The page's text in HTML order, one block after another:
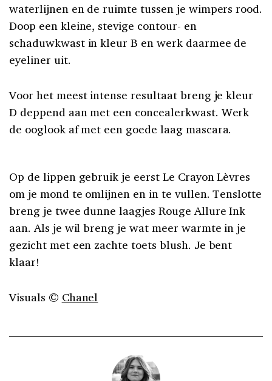
waterlijnen en de ruimte tussen je wimpers rood.
Doop een kleine, stevige contour- en
schaduwkwast in kleur B en werk daarmee de
eyeliner uit.
Voor het meest intense resultaat breng je kleur
D deppend aan met een concealerkwast. Werk
de ooglook af met een goede laag mascara.
Op de lippen gebruik je eerst Le Crayon Lèvres
om je mond te omlijnen en in te vullen. Tenslotte
breng je twee dunne laagjes Rouge Allure Ink
aan. Als je wil breng je wat meer warmte in je
gezicht met een zachte toets blush. Je bent
klaar!
Visuals © Chanel